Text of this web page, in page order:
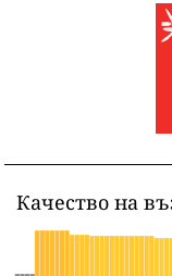
Качество на